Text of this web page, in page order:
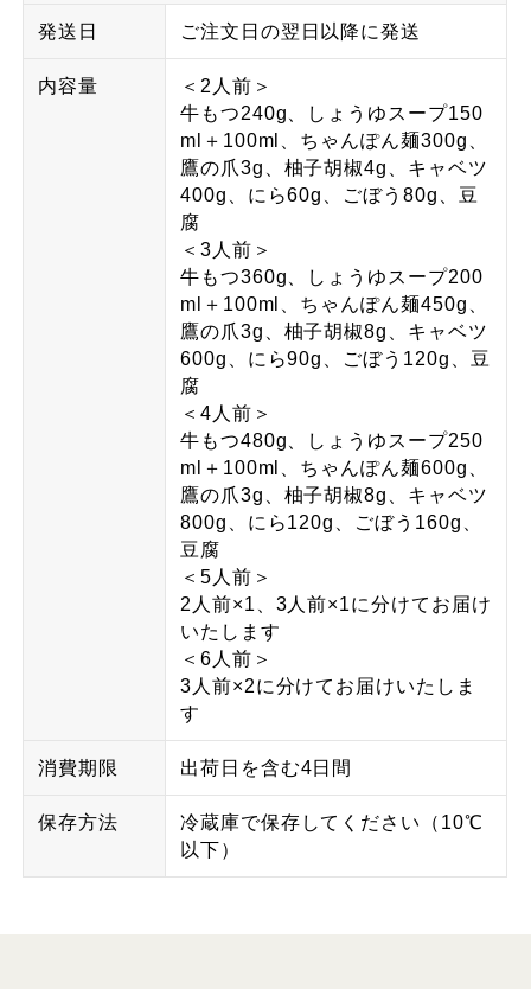
発送日 ご注文日の翌日以降に発送
内容量
＜2人前＞
牛もつ240g、しょうゆスープ150
ml＋100ml、ちゃんぽん麺300g、
鷹の爪3g、柚子胡椒4g、キャベツ
400g、にら60g、ごぼう80g、豆
腐
＜3人前＞
牛もつ360g、しょうゆスープ200
ml＋100ml、ちゃんぽん麺450g、
鷹の爪3g、柚子胡椒8g、キャベツ
600g、にら90g、ごぼう120g、豆
腐
＜4人前＞
牛もつ480g、しょうゆスープ250
ml＋100ml、ちゃんぽん麺600g、
鷹の爪3g、柚子胡椒8g、キャベツ
800g、にら120g、ごぼう160g、
豆腐
＜5人前＞
2人前×1、3人前×1に分けてお届け
いたします
＜6人前＞
3人前×2に分けてお届けいたしま
す
消費期限 出荷日を含む4日間
保存方法
冷蔵庫で保存してください（10℃
以下）